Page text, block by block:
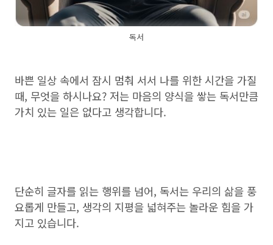
독서
바쁜 일상 속에서 잠시 멈춰 서서 나를 위한 시간을 가질
때, 무엇을 하시나요? 저는 마음의 양식을 쌓는 독서만큼
가치 있는 일은 없다고 생각합니다.
단순히 글자를 읽는 행위를 넘어, 독서는 우리의 삶을 풍
요롭게 만들고, 생각의 지평을 넓혀주는 놀라운 힘을 가
지고 있습니다.